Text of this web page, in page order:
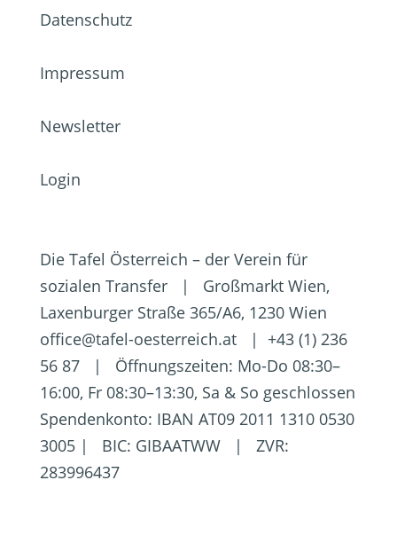
Datenschutz
Impressum
Newsletter
Login
Die Tafel Österreich – der Verein für
sozialen Transfer | Großmarkt Wien,
Laxenburger Straße 365/A6, 1230 Wien
office@tafel-oesterreich.at | +43 (1) 236
56 87 | Öffnungszeiten: Mo-Do 08:30–
16:00, Fr 08:30–13:30, Sa & So geschlossen
Spendenkonto: IBAN AT09 2011 1310 0530
3005 | BIC: GIBAATWW | ZVR:
283996437